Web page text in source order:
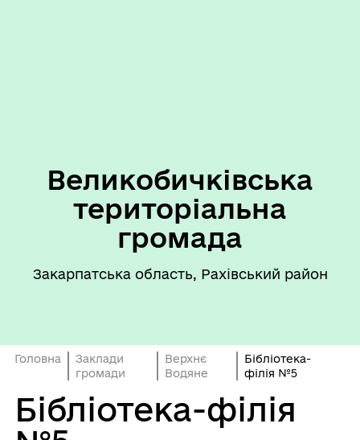
Великобичківська
територіальна
громада
Закарпатська область, Рахівський район
Головна
Заклади
громади
Верхнє
Водяне
Бібліотека-
філія №5
Бібліотека-філія